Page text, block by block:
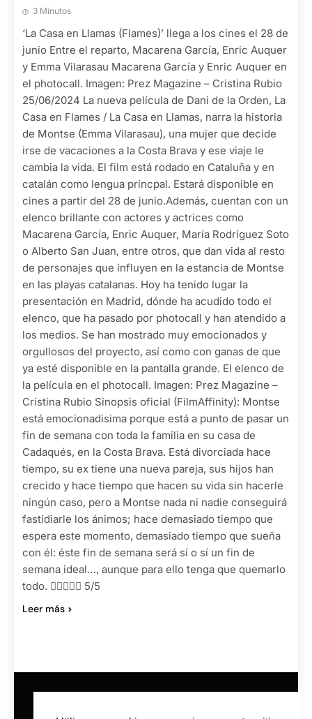
3 Minutos
‘La Casa en Llamas (Flames)’ llega a los cines el 28 de
junio Entre el reparto, Macarena García, Enric Auquer
y Emma Vilarasau Macarena García y Enric Auquer en
el photocall. Imagen: Prez Magazine – Cristina Rubio
25/06/2024 La nueva película de Dani de la Orden, La
Casa en Flames / La Casa en Llamas, narra la historia
de Montse (Emma Vilarasau), una mujer que decide
irse de vacaciones a la Costa Brava y ese viaje le
cambia la vida. El film está rodado en Cataluña y en
catalán como lengua princpal. Estará disponible en
cines a partir del 28 de junio.Además, cuentan con un
elenco brillante con actores y actrices como
Macarena García, Enric Auquer, María Rodríguez Soto
o Alberto San Juan, entre otros, que dan vida al resto
de personajes que influyen en la estancia de Montse
en las playas catalanas. Hoy ha tenido lugar la
presentación en Madrid, dónde ha acudido todo el
elenco, que ha pasado por photocall y han atendido a
los medios. Se han mostrado muy emocionados y
orgullosos del proyecto, así como con ganas de que
ya esté disponible en la pantalla grande. El elenco de
la película en el photocall. Imagen: Prez Magazine –
Cristina Rubio Sinopsis oficial (FilmAffinity): Montse
está emocionadisima porque está a punto de pasar un
fin de semana con toda la familia en su casa de
Cadaqués, en la Costa Brava. Está divorciada hace
tiempo, su ex tiene una nueva pareja, sus hijos han
crecido y hace tiempo que hacen su vida sin hacerle
ningún caso, pero a Montse nada ni nadie conseguirá
fastidiarle los ánimos; hace demasiado tiempo que
espera este momento, demasiado tiempo que sueña
con él: éste fin de semana será sí o sí un fin de
semana ideal…, aunque para ello tenga que quemarlo
todo.  5/5
Leer más